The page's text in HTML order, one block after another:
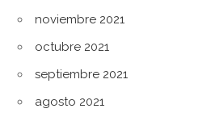
noviembre 2021
octubre 2021
septiembre 2021
agosto 2021